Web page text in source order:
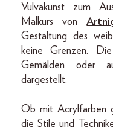
Vulvakunst zum
Malkurs von
Gestaltung des
keine Grenzen.
Gemälden oder
dargestellt.
Ob mit Acrylfarben
die Stile und